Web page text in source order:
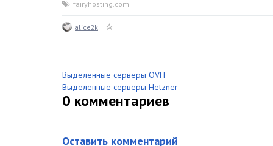
fairyhosting.com
alice2k
Выделенные серверы OVH
Выделенные серверы Hetzner
0 комментариев
Оставить комментарий